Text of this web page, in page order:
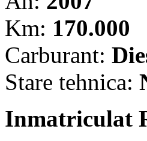
Km: 170.000
Carburant:
Stare tehnica:
Inmatriculat